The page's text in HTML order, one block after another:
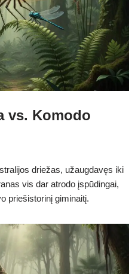
vs. Komodo
driežas, užaugdavęs iki
vis dar atrodo įspūdingai,
priešistorinį giminaitį.